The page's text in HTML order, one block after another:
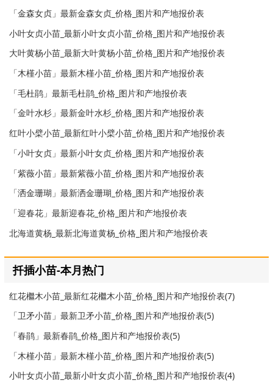
「金森女贞」最新金森女贞_价格_图片和产地报价表
小叶女贞小苗_最新小叶女贞小苗_价格_图片和产地报价表
大叶黄杨小苗_最新大叶黄杨小苗_价格_图片和产地报价表
「木槿小苗」最新木槿小苗_价格_图片和产地报价表
「毛杜鹃」最新毛杜鹃_价格_图片和产地报价表
「金叶水杉」最新金叶水杉_价格_图片和产地报价表
红叶小檗小苗_最新红叶小檗小苗_价格_图片和产地报价表
「小叶女贞」最新小叶女贞_价格_图片和产地报价表
「紫薇小苗」最新紫薇小苗_价格_图片和产地报价表
「洒金珊瑚」最新洒金珊瑚_价格_图片和产地报价表
「迎春花」最新迎春花_价格_图片和产地报价表
北海道黄杨_最新北海道黄杨_价格_图片和产地报价表
扦插小苗-本月热门
红花檵木小苗_最新红花檵木小苗_价格_图片和产地报价表(7)
「卫矛小苗」最新卫矛小苗_价格_图片和产地报价表(5)
「春鹃」最新春鹃_价格_图片和产地报价表(5)
「木槿小苗」最新木槿小苗_价格_图片和产地报价表(5)
小叶女贞小苗_最新小叶女贞小苗_价格_图片和产地报价表(4)